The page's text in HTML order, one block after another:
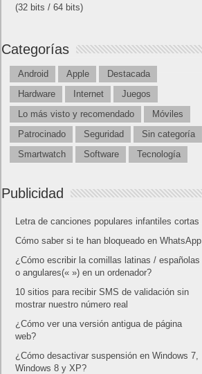
(32 bits / 64 bits)
Categorías
Android Apple
Destacada
Hardware
Internet
Juegos
Lo más visto y recomendado
Móviles
Patrocinado
Seguridad
Sin categoría
Smartwatch
Software Tecnología
Publicidad
Letra de canciones populares infantiles cortas
Cómo saber si te han bloqueado en WhatsApp
¿Cómo escribir la comillas latinas / españolas
o angulares(« ») en un ordenador?
10 sitios para recibir SMS de validación sin
mostrar nuestro número real
¿Cómo ver una versión antigua de página
web?
¿Cómo desactivar suspensión en Windows 7,
Windows 8 y XP?